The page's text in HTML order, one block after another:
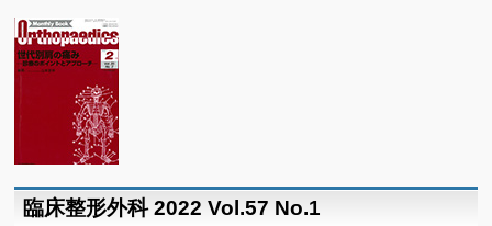
臨床整形外科 2022 Vol.57 No.1